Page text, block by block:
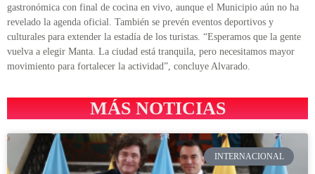
gastronómica con final de cocina en vivo, aunque el Municipio aún no ha
revelado la agenda oficial. También se prevén eventos deportivos y
culturales para extender la estadía de los turistas. “Esperamos que la gente
vuelva a elegir Manta. La ciudad está tranquila, pero necesitamos mayor
movimiento para fortalecer la actividad”, concluye Alvarado.
MÁS NOTICIAS
INTERNACIONAL